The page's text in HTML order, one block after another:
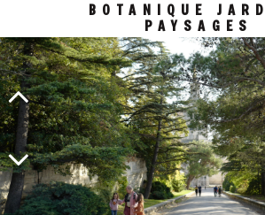
Navigation
principale
BOTANIQUE
PAYSAGES